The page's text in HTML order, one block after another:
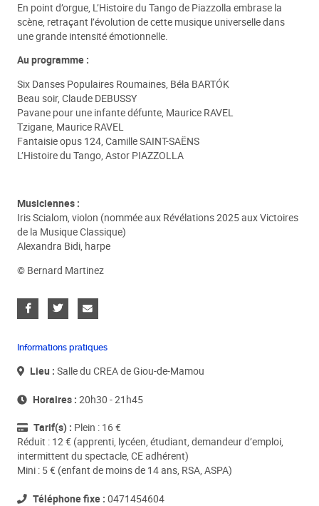
En point d’orgue, L’Histoire du Tango de Piazzolla embrase la
scène, retraçant l’évolution de cette musique universelle dans
une grande intensité émotionnelle.
Au programme :
Six Danses Populaires Roumaines, Béla BARTÓK
Beau soir, Claude DEBUSSY
Pavane pour une infante défunte, Maurice RAVEL
Tzigane, Maurice RAVEL
Fantaisie opus 124, Camille SAINT-SAËNS
L’Histoire du Tango, Astor PIAZZOLLA
Musiciennes :
Iris Scialom, violon (nommée aux Révélations 2025 aux Victoires
de la Musique Classique)
Alexandra Bidi, harpe
© Bernard Martinez
Informations pratiques
Lieu : Salle du CREA de Giou-de-Mamou
Horaires : 20h30 - 21h45
Tarif(s) : Plein : 16 €
Réduit : 12 € (apprenti, lycéen, étudiant, demandeur d’emploi,
intermittent du spectacle, CE adhérent)
Mini : 5 € (enfant de moins de 14 ans, RSA, ASPA)
Téléphone fixe : 0471454604